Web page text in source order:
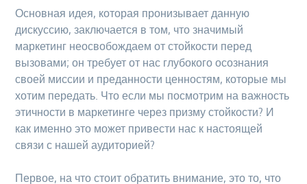
Основная идея, которая пронизывает данную
дискуссию, заключается в том, что значимый
маркетинг неосвобождаем от стойкости перед
вызовами; он требует от нас глубокого осознания
своей миссии и преданности ценностям, которые мы
хотим передать. Что если мы посмотрим на важность
этичности в маркетинге через призму стойкости? И
как именно это может привести нас к настоящей
связи с нашей аудиторией?
Первое, на что стоит обратить внимание, это то, что